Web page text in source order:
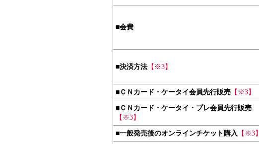
■会費
■決済方法 【※3】
■ ＣＮカード・ケータイ会員先行販売 【※3】
■ ＣＮカード・ケータイ・プレ会員先行販売
【※3】
■一般発売後のオンラインチケット購入 【※3】